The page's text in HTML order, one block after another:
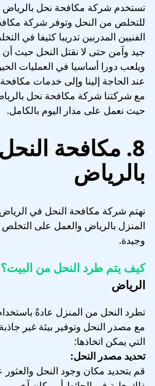
تستخدم شركة مكافحة نحل بالرياض
للتخلص من النحل وتوفر شركة
الفنيين المدربين تدريبا كثيفا في
جيد وآمن حتى لا نقتل النحل حيث
ويلعب دورا أساسيا في العمليات
عند الحاجة إلينا وإلى خدمات
مع شركتنا شركة مكافحة نحل
حيث نعمل على مدار اليوم بالكامل.
8. مكافحة
بالرياض
تهتم شركة مكافحة النحل في
المنزل بالرياض والعمل على
وجيدة.
كيف يتم طرد النحل من البيت؟
الرياض
تطرد النحل من المنزل عادةً
مع مصدر النحل وتوفير بيئة غير
التي يمكن اتخاذها:
تحديد مصدر النحل:
قم بتحديد مكان وجود النحل